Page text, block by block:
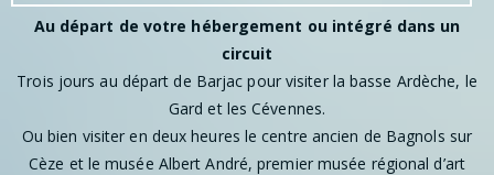
Au départ de votre hébergement ou intégré dans un
circuit
Trois jours au départ de Barjac pour visiter la basse Ardèche, le
Gard et les Cévennes.
Ou bien visiter en deux heures le centre ancien de Bagnols sur
Cèze et le musée Albert André, premier musée régional d’art